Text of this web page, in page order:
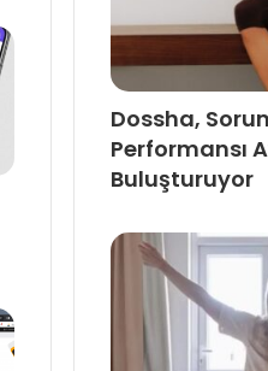
Dossha,
Performansı
Buluşturuyor